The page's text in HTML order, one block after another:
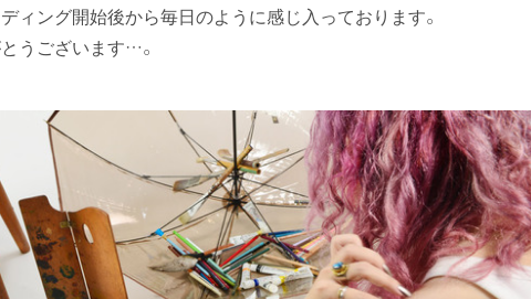
ィング開始後から毎日のように感じ入っております。
うございます…。